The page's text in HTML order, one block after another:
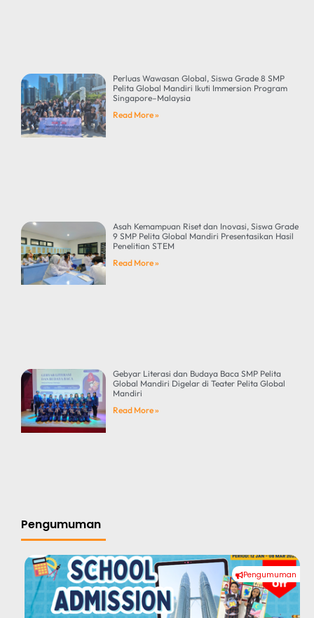
Perluas Wawasan Global, Siswa Grade 8 SMP
Pelita Global Mandiri Ikuti Immersion Program
Singapore–Malaysia
Read More »
Asah Kemampuan Riset dan Inovasi, Siswa Grade
9 SMP Pelita Global Mandiri Presentasikan Hasil
Penelitian STEM
Read More »
Gebyar Literasi dan Budaya Baca SMP Pelita
Global Mandiri Digelar di Teater Pelita Global
Mandiri
Read More »
Pengumuman
Pengumuman
#